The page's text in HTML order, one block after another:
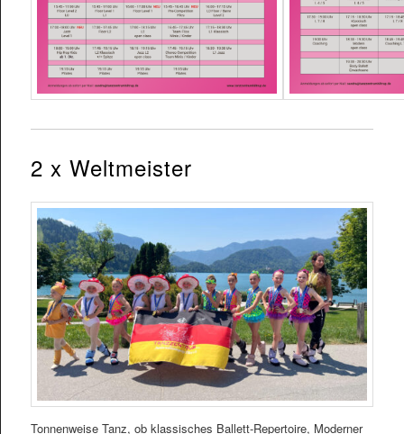
2 x Weltmeister
Tonnenweise Tanz, ob klassisches Ballett-Repertoire, Moderner